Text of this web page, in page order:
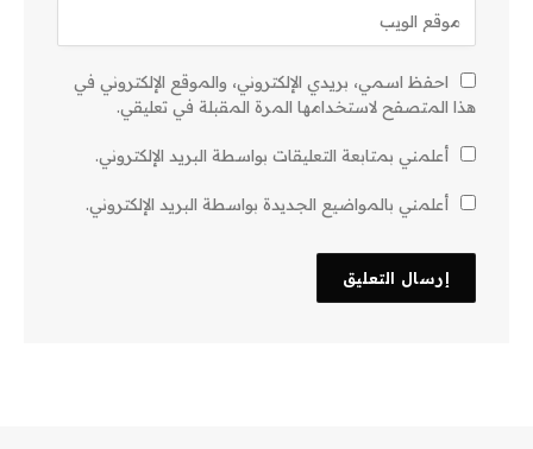
احفظ اسمي، بريدي الإلكتروني، والموقع الإلكتروني في
هذا المتصفح لاستخدامها المرة المقبلة في تعليقي.
أعلمني بمتابعة التعليقات بواسطة البريد الإلكتروني.
أعلمني بالمواضيع الجديدة بواسطة البريد الإلكتروني.